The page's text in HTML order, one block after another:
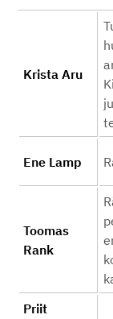
Krista Aru
Ene Lamp
Toomas
Rank
Priit